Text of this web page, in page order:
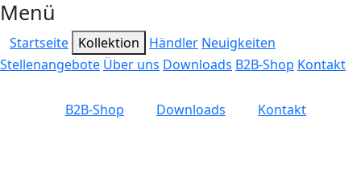
Menü
Startseite Kollektion Händler Neuigkeiten
Stellenangebote Über uns Downloads B2B-Shop Kontakt
B2B-Shop Downloads Kontakt